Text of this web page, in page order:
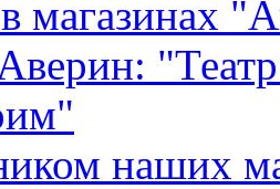
магазинах
наших